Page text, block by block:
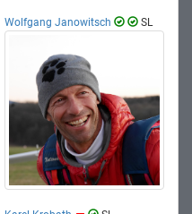
Wolfgang Janowitsch SL